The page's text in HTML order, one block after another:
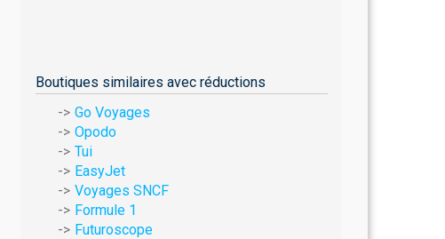
Boutiques similaires avec réductions
Go Voyages
Opodo
Tui
EasyJet
Voyages SNCF
Formule 1
Futuroscope